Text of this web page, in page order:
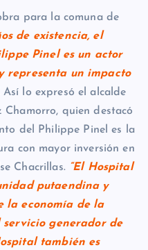
para la comuna de
de existencia, el
Pinel es un actor
representa un impacto
Así lo expresó el alcalde
quien destacó
del Philippe Pinel es la
con mayor inversión en
Chacrillas. “El Hospital
putaendina y
la economía de la
servicio generador de
también es